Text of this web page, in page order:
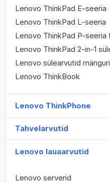
Lenovo ThinkPad E-seeria
Lenovo ThinkPad L-seeria
Lenovo ThinkPad P-seeria
Lenovo ThinkPad 2-in-1
Lenovo sülearvutid
Lenovo ThinkBook
Lenovo ThinkPhone
Tahvelarvutid
Lenovo lauaarvutid
Lenovo serverid